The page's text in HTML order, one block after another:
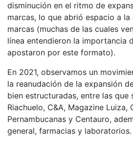
disminución en el ritmo de
marcas, lo que abrió espacio a
marcas (muchas de las cuales
línea entendieron la importancia
apostaron por este formato).
En 2021, observamos un
la reanudación de la expansión
bien estructuradas, entre las que
Riachuelo, C&A, Magazine Luiza,
Pernambucanas y Centauro,
general, farmacias y laboratorios.